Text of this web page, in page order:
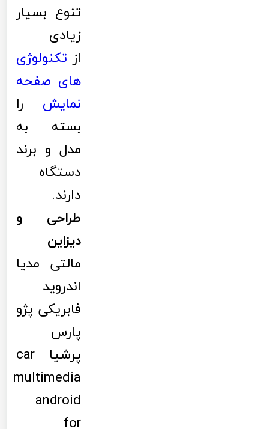
تنوع بسیار
زیادی
از تکنولوژی
های صفحه
نمایش را
بسته به
مدل و برند
دستگاه
دارند.
طراحی و
دیزاین
مالتی مدیا
اندروید
فابریکی پژو
پارس
پرشیا car
multimedia
android
for